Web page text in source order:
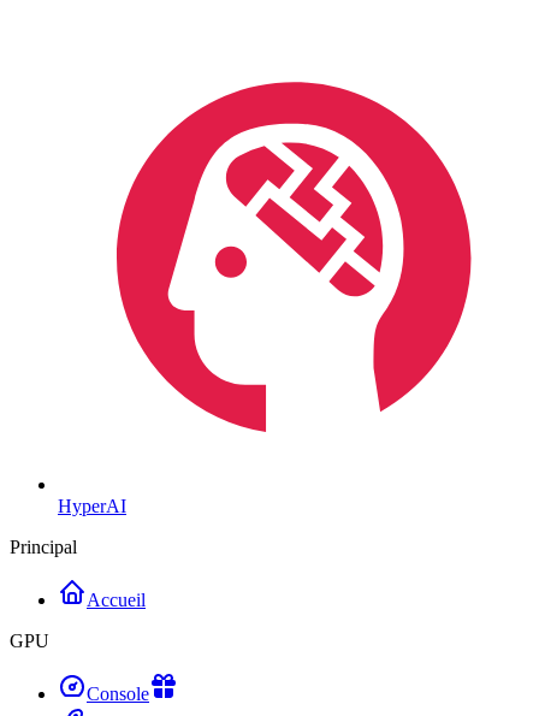
HyperAI
Principal
Accueil
GPU
Console